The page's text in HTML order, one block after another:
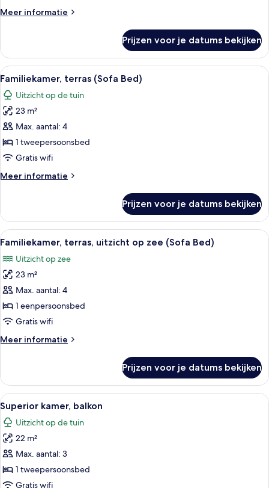
laden
Meer informatie
Meer
kamer,
uitzicht
op
Prijzen voor je datums bekijken
Alle
foto's
voor
Familiekamer,
terras
(Sofa
Bed)
Een moderne hotelkamer met een
9
Familiekamer, terras (Sofa Bed)
Uitzicht op de tuin
23 m²
Max. aantal: 4
1 tweepersoonsbed
Gratis wifi
Meer informatie
Meer
terras
(Sofa
Bed)
Prijzen voor je datums bekijken
Alle
foto's
voor
Familiekamer,
terras,
uitzicht
op
(Sofa
Een moderne hotelkamer met een
7
Familiekamer, terras, uitzicht op zee (Sofa Bed)
Uitzicht op zee
23 m²
Max. aantal: 4
1 eenpersoonsbed
Gratis wifi
Meer informatie
Meer
terras,
uitzicht
op
zee
(Sofa
Bed)
Prijzen voor je datums bekijken
Alle
foto's
voor
Superior
kamer,
balkon
laden
Een hotelkamer met een bed, een
11
Superior kamer, balkon
Uitzicht op de tuin
22 m²
Max. aantal: 3
1 tweepersoonsbed
Gratis wifi